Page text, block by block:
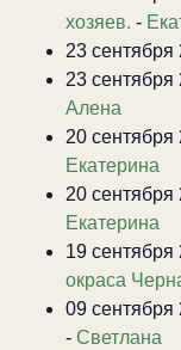
хозяев. -
23 сентября
23 сентября
Алена
20 сентября
Екатерина
20 сентября
Екатерина
19 сентября
окраса
09 сентября
- Светлана